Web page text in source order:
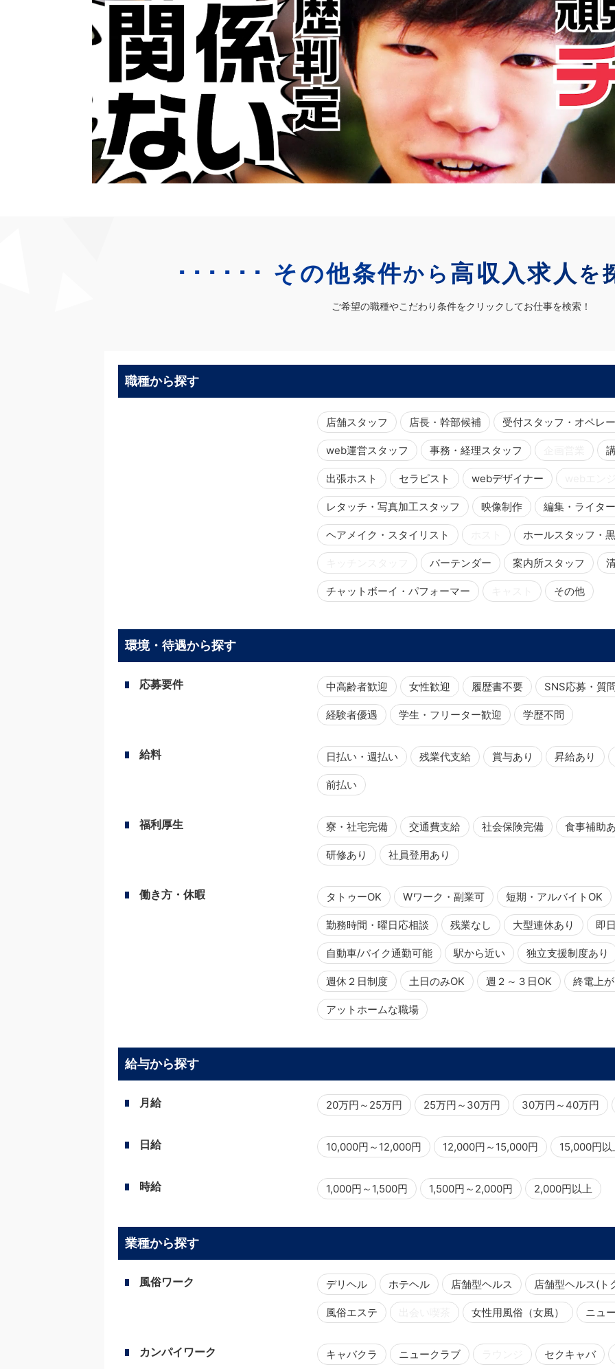
･･････ その他条件から 高収入求人 を
ご希望の職種やこだわり条件をクリックしてお仕事を検索！
職種から探す
店舗スタッフ 店長・幹部候補 受付スタッフ・オペレ
web運営スタッフ 事務・経理スタッフ
出張ホスト セラピスト webデザイナー
レタッチ・写真加工スタッフ 映像制作 編集・ライター
ヘアメイク・スタイリスト ホールスタッフ・
バーテンダー 案内所スタッフ
チャットボーイ・パフォーマー その他
環境・待遇から探す
応募要件 中高齢者歓迎 女性歓迎 履歴書不要 SNS応募・質
経験者優遇 学生・フリーター歓迎 学歴不問
給料 日払い・週払い 残業代支給 賞与あり 昇給あり
前払い
福利厚生 寮・社宅完備 交通費支給 社会保険完備 食事補助
研修あり 社員登用あり
働き方・休暇 タトゥーOK Wワーク・副業可 短期・アルバイトOK
勤務時間・曜日応相談 残業なし 大型連休あり 即
自動車/バイク通勤可能 駅から近い 独立支援制度あり
週休２日制度 土日のみOK 週２～３日OK 終電上
アットホームな職場
給与から探す
月給 20万円～25万円 25万円～30万円 30万円～40万円
日給 10,000円～12,000円 12,000円～15,000円 15,000円以
時給 1,000円～1,500円 1,500円～2,000円 2,000円以上
業種から探す
風俗ワーク デリヘル ホテヘル 店舗型ヘルス 店舗型ヘルス(ト
風俗エステ 女性用風俗（女風） ニュ
カンパイワーク キャバクラ ニュークラブ セクキャバ